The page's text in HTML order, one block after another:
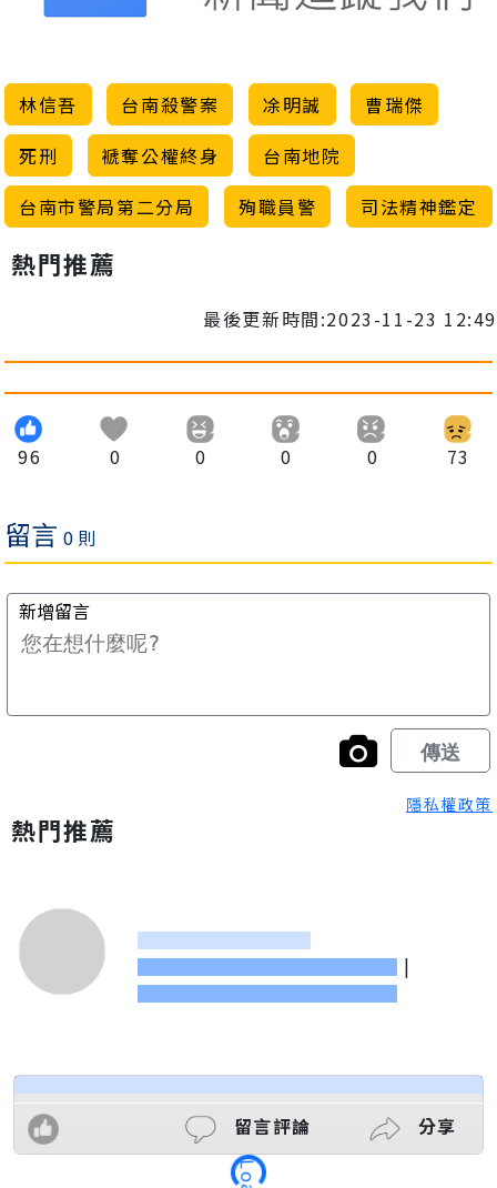
林信吾 台南殺警案 凃明誠
曹瑞傑
死刑
褫奪公權終身
台南地院
台南市警局第二分局
殉職員警 司法精神鑑定
熱門推薦
最後更新時間:2023-11-23 12:49
96 0 0 0 0 73
隱私權政策
熱門推薦
|
留言評論 分享